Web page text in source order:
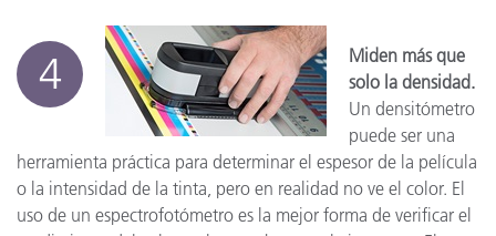
4
Miden más que
solo la densidad.
Un densitómetro
puede ser una
herramienta práctica para determinar el espesor de la película
o la intensidad de la tinta, pero en realidad no ve el color. El
uso de un espectrofotómetro es la mejor forma de verificar el